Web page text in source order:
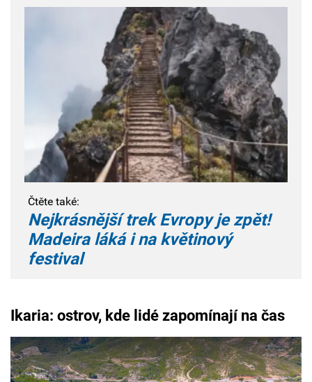
Čtěte také:
Nejkrásnější trek Evropy je zpět!
Madeira láká i na květinový
festival
Ikaria: ostrov, kde lidé zapomínají na čas